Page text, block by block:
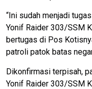
“Ini sudah menjadi
Yonif Raider 303/SSM
bertugas di Pos
patroli patok batas
Dikonfirmasi terpisah,
Yonif Raider 303/SSM